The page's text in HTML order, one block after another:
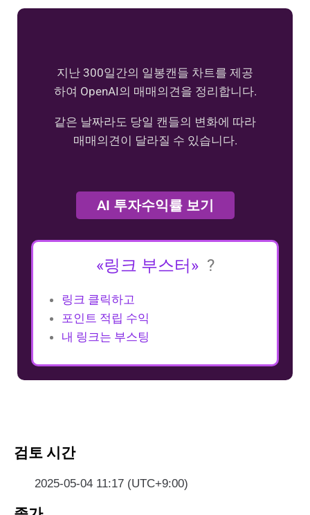
지난 300일간의 일봉캔들 차트를 제공
하여 OpenAI의 매매의견을 정리합니다.
같은 날짜라도 당일 캔들의 변화에 따라
매매의견이 달라질 수 있습니다.
AI 투자수익률 보기
«링크 부스터» ?
링크 클릭하고
포인트 적립 수익
내 링크는 부스팅
검토 시간
2025-05-04 11:17 (UTC+9:00)